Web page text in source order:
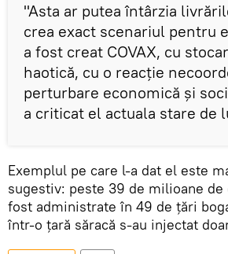
"Asta ar putea întârzia
crea exact scenariul pentru
a fost creat COVAX, cu
haotică, cu o reacţie
perturbare economică şi
a criticat el actuala stare de
Exemplul pe care l-a dat el este
sugestiv: peste 39 de milioane de
fost administrate în 49 de ţări
într-o ţară săracă s-au injectat